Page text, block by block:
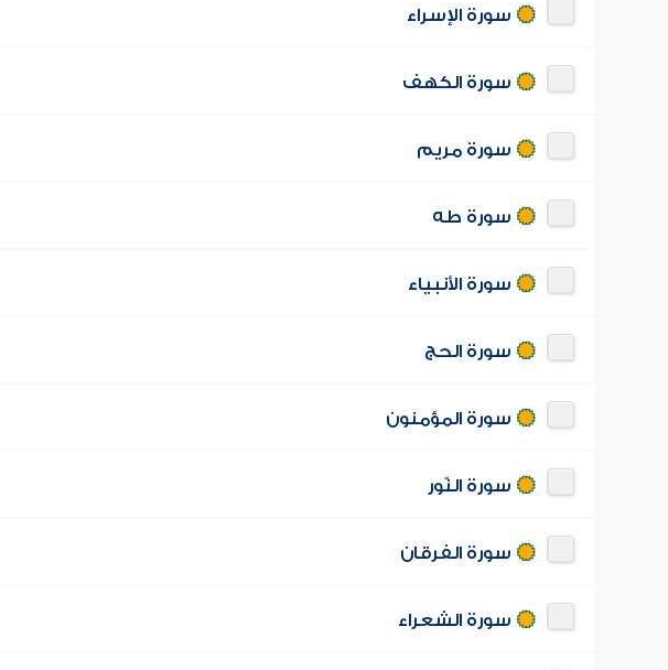
سورة الإسراء
سورة الكهف
سورة مريم
سورة طه
سورة الأنبياء
سورة الحج
سورة المؤمنون
سورة النّور
سورة الفرقان
سورة الشعراء